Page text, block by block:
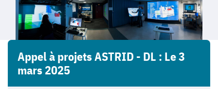
Appel à projets ASTRID - DL : Le 3
mars 2025